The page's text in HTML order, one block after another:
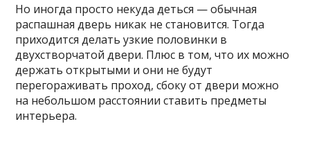
Но иногда просто некуда деться — обычная
распашная дверь никак не становится. Тогда
приходится делать узкие половинки в
двухстворчатой двери. Плюс в том, что их можно
держать открытыми и они не будут
перегораживать проход, сбоку от двери можно
на небольшом расстоянии ставить предметы
интерьера.